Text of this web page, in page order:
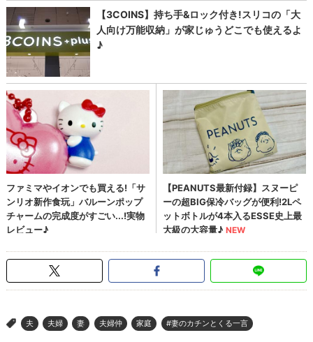
> 夫 夫婦 妻 夫婦仲 家庭 #妻のカチンとくる一言